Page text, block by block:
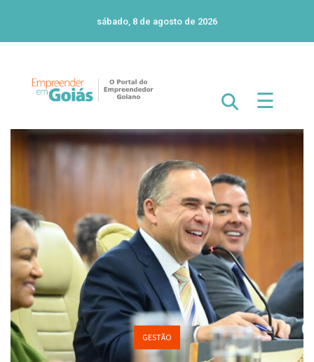
sábado, 8 de agosto de 2026
☰
GESTÃO